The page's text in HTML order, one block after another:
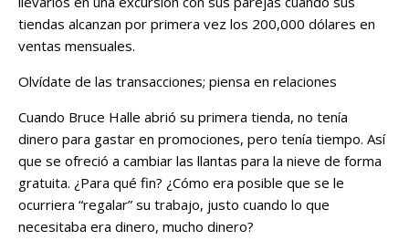
tiendas alcanzan por primera vez los 200,000 dólares en
ventas mensuales.
Olvídate de las transacciones; piensa en relaciones
Cuando Bruce Halle abrió su primera tienda, no tenía
dinero para gastar en promociones, pero tenía tiempo. Así
que se ofreció a cambiar las llantas para la nieve de forma
gratuita. ¿Para qué fin? ¿Cómo era posible que se le
ocurriera “regalar” su trabajo, justo cuando lo que
necesitaba era dinero, mucho dinero?